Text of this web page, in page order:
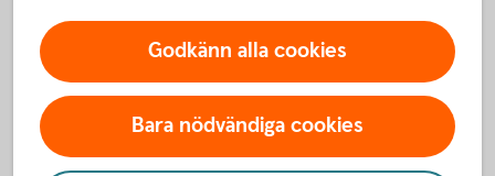
Indexfonder och indexnära fonder
– för vem och varför?
Vem passar de?
Indexfonder och indexnära fonder passar för både nya och
Godkänn alla cookies
Bara nödvändiga cookies